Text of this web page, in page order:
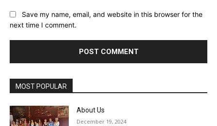
Save my name, email, and website in this browser for the
next time I comment.
MOST POPULAR
About Us
December 19, 2024